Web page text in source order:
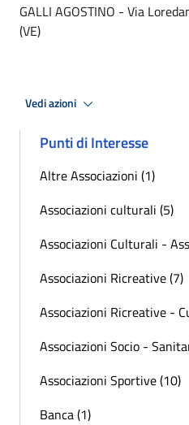
GALLI AGOSTINO - Via
(VE)
Vedi azioni
Punti di Interesse
Altre Associazioni (1)
Associazioni culturali (5)
Associazioni Culturali -
Associazioni Ricreative (7)
Associazioni Ricreative -
Associazioni Socio -
Associazioni Sportive (10)
Banca (1)